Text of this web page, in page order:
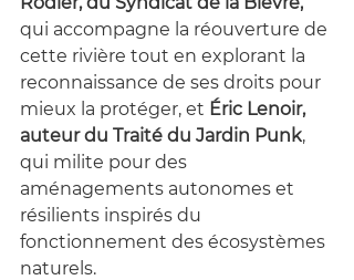
qui accompagne la réouverture de
cette rivière tout en explorant la
reconnaissance de ses droits pour
mieux la protéger, et Éric Lenoir,
auteur du Traité du Jardin Punk,
qui milite pour des
aménagements autonomes et
résilients inspirés du
fonctionnement des écosystèmes
naturels.